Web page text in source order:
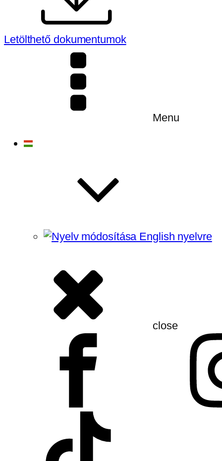
Letölthető dokumentumok
Menu
close